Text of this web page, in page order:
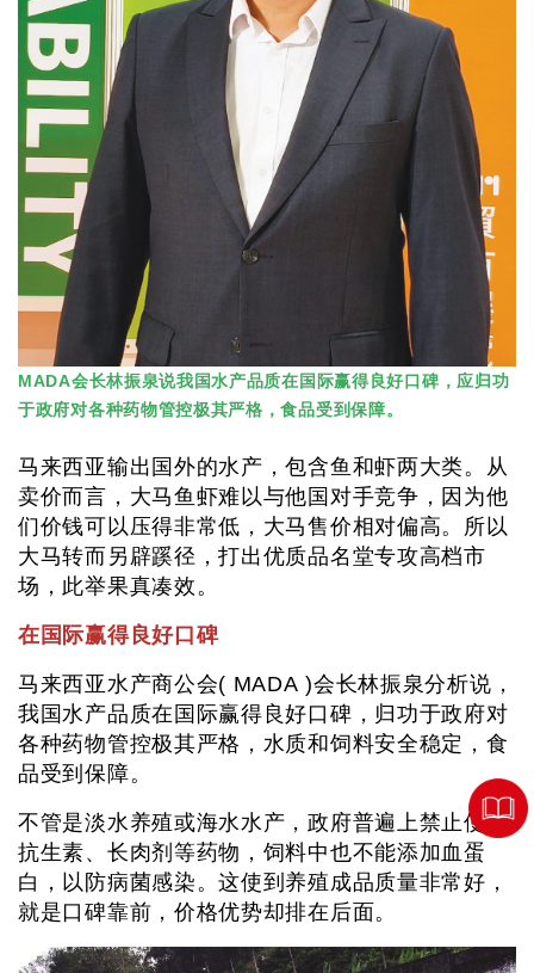
MADA会长林振泉说我国水产品质在国际赢得良好口碑，应归功
于政府对各种药物管控极其严格，食品受到保障。
马来西亚输出国外的水产，包含鱼和虾两大类。从
卖价而言，大马鱼虾难以与他国对手竞争，因为他
们价钱可以压得非常低，大马售价相对偏高。所以
大马转而另辟蹊径，打出优质品名堂专攻高档市
场，此举果真凑效。
在国际赢得良好口碑
马来西亚水产商公会( MADA )会长林振泉分析说，
我国水产品质在国际赢得良好口碑，归功于政府对
各种药物管控极其严格，水质和饲料安全稳定，食
品受到保障。
不管是淡水养殖或海水水产，政府普遍上禁止使用
抗生素、长肉剂等药物，饲料中也不能添加血蛋
白，以防病菌感染。这使到养殖成品质量非常好，
就是口碑靠前，价格优势却排在后面。